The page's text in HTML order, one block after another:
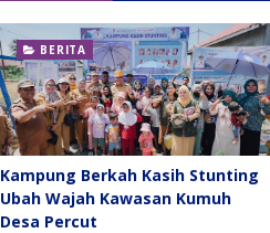
BERITA
Kampung Berkah Kasih Stunting
Ubah Wajah Kawasan Kumuh
Desa Percut